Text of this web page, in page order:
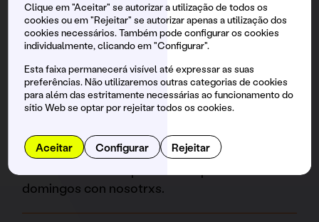
Espacios innovadores para cuidar a nuestrxs
brunchers:Safe Space / Espai Segur
de prevención pionero y contamos también
con elStand de Prevención y Fiesta Segura con
profesionales psicólogxs.
Somos un espacio family friendly. Son más de
domingos con nosotrxs.
Clique em "Aceitar" se autorizar a utilização de todos os
cookies ou em "Rejeitar" se autorizar apenas a utilização dos
cookies necessários. Também pode configurar os cookies
individualmente, clicando em "Configurar".
Esta faixa permanecerá visível até expressar as suas
preferências. Não utilizaremos outras categorias de cookies
para além das estritamente necessárias ao funcionamento do
sítio Web se optar por rejeitar todos os cookies.
Aceitar Configurar Rejeitar